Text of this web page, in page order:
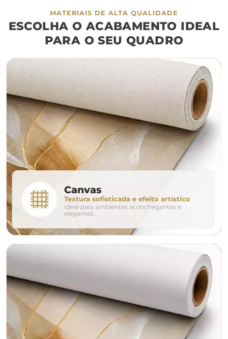
móvel de referência
sofá cama
largura aproximada
160cm 200cm
280cm 320cm
conjunto
avulso duo
o tamanho ideal para o seu ambiente é
MATERIAIS DE ALTA QUALIDADE
ESCOLHA O ACABAMENTO IDEAL
PARA O SEU QUADRO
Canvas
Textura sofisticada e efeito artístico
Ideal para ambientes aconchegantes e
elegantes.